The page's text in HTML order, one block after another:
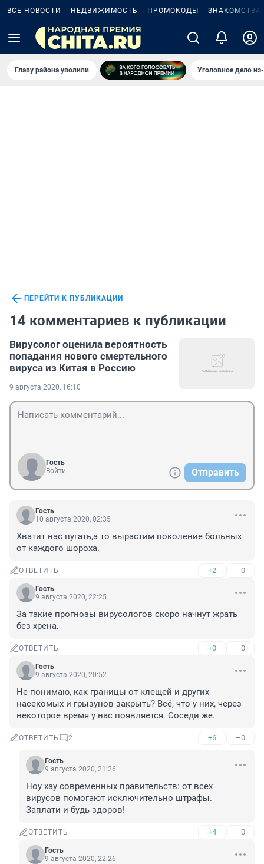
ВСЕ НОВОСТИ НЕДВИЖИМОСТЬ ПРОМОКОДЫ ЗНАКОМСТВА
Главу района уволили Уголовное дело
ПЕРЕЙТИ К ПУБЛИКАЦИИ
14 комментариев к публикации
Вирусолог оценила вероятность
попадания нового смертельного
вируса из Китая в Россию
9 августа 2020, 16:10
Гость
Войти
Отправить
Гость
10 августа 2020, 02:35
Хватит нас пугать,а то вырастим поколение больных
от каждого шороха.
ОТВЕТИТЬ +2 –0
Гость
9 августа 2020, 22:25
За такие прогнозы вирусологов скоро начнут жрать
без хрена.
ОТВЕТИТЬ +0 –0
Гость
9 августа 2020, 20:52
Не понимаю, как границы от клещей и других
насекомых и грызунов закрыть? Всё, что у них, через
некоторое время у нас появляется. Соседи же.
ОТВЕТИТЬ 2 +6 –0
Гость
9 августа 2020, 21:26
Ноу хау современных правительств: от всех
вирусов помогают исключительно штрафы.
Заплати и будь здоров!
ОТВЕТИТЬ +4 –0
Гость
9 августа 2020, 22:26